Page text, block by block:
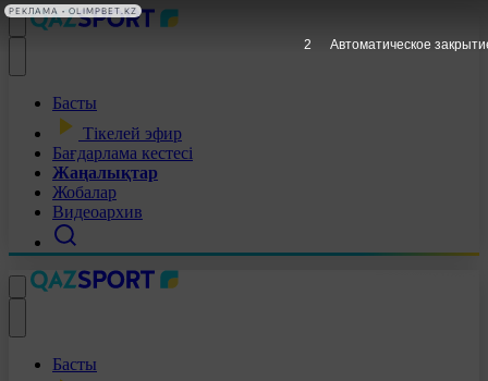
Басты
Тікелей эфир
Бағдарлама кестесі
Жаңалықтар
Жобалар
Видеоархив
Басты
1 Автоматическое
РЕКЛАМА • OLIMPBET.KZ